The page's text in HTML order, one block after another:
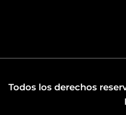
Todos los derechos